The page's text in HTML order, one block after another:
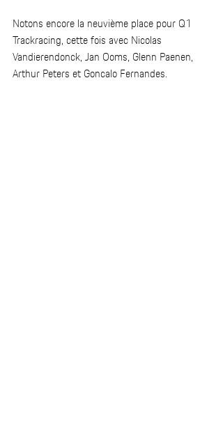
Notons encore la neuvième place pour Q1
Trackracing, cette fois avec Nicolas
Vandierendonck, Jan Ooms, Glenn Paenen,
Arthur Peters et Goncalo Fernandes.